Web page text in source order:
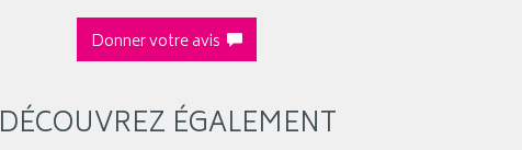
Donner votre avis
DÉCOUVREZ ÉGALEMENT